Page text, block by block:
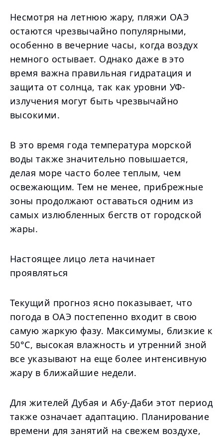
Несмотря на летнюю жару, пляжи ОАЭ
остаются чрезвычайно популярными,
особенно в вечерние часы, когда воздух
немного остывает. Однако даже в это
время важна правильная гидратация и
защита от солнца, так как уровни УФ-
излучения могут быть чрезвычайно
высокими.
В это время года температура морской
воды также значительно повышается,
делая море часто более теплым, чем
освежающим. Тем не менее, прибрежные
зоны продолжают оставаться одним из
самых излюбленных бегств от городской
жары.
Настоящее лицо лета начинает
проявляться
Текущий прогноз ясно показывает, что
погода в ОАЭ постепенно входит в свою
самую жаркую фазу. Максимумы, близкие к
50°C, высокая влажность и утренний зной
все указывают на еще более интенсивную
жару в ближайшие недели.
Для жителей Дубая и Абу-Даби этот период
также означает адаптацию. Планирование
времени для занятий на свежем воздухе,